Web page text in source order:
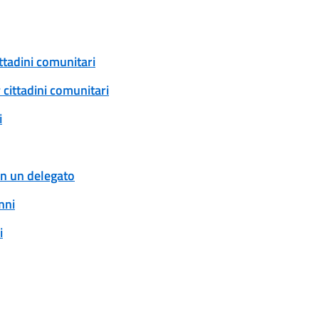
comunitari
cittadini comunitari
un delegato